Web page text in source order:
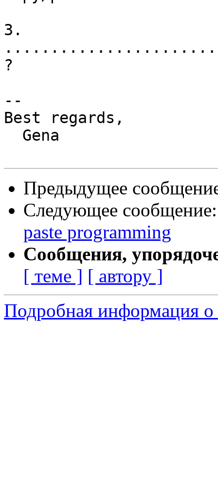
3.
?
--
Best regards,
Предыдущее
Следующее
paste programming
Сообщения,
[ теме ] [ автору ]
Подробная информация